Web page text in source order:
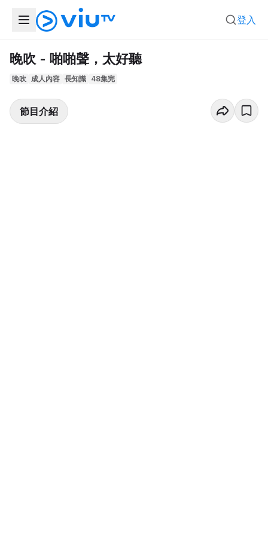
登入
晚吹 - 啪啪聲，太好聽
晚吹 成人內容 長知識 48集完
節目介紹